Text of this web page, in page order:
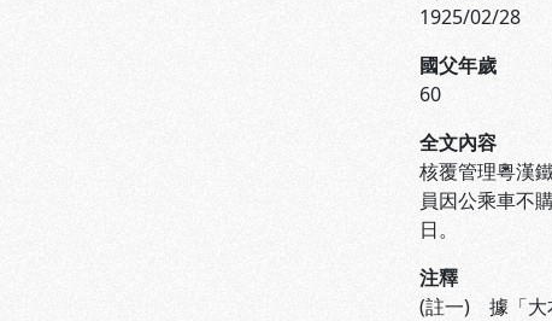
1925/02/28
國父年歲
60
全文內容
核覆管理粵漢
員因公乘車不
日。
注釋
(註一) 據「大